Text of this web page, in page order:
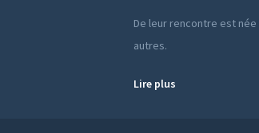
De leur rencontre est née
autres.
Lire plus